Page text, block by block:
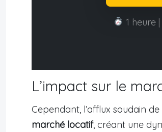
1 heure |
L’impact sur le
Cependant, l’afflux soudain de
marché locatif, créant une